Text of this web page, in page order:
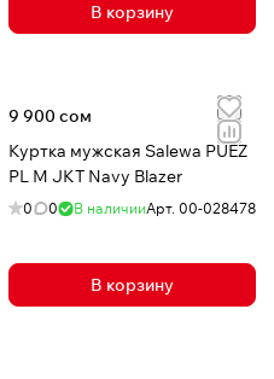
В корзину
9 900 сом
Куртка мужская Salewa PUEZ
PL M JKT Navy Blazer
0 0 В наличииАрт. 00-028478
В корзину